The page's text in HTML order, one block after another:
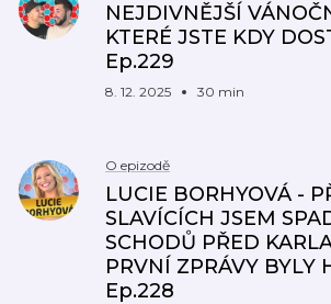
NEJDIVNĚJŠÍ
KTERÉ JSTE KDY
Ep.229
8. 12. 2025 30 min
O epizodě
LUCIE BORHYOVÁ -
SLAVÍCÍCH JSEM
SCHODŮ PŘED
PRVNÍ ZPRÁVY BYLY
Ep.228